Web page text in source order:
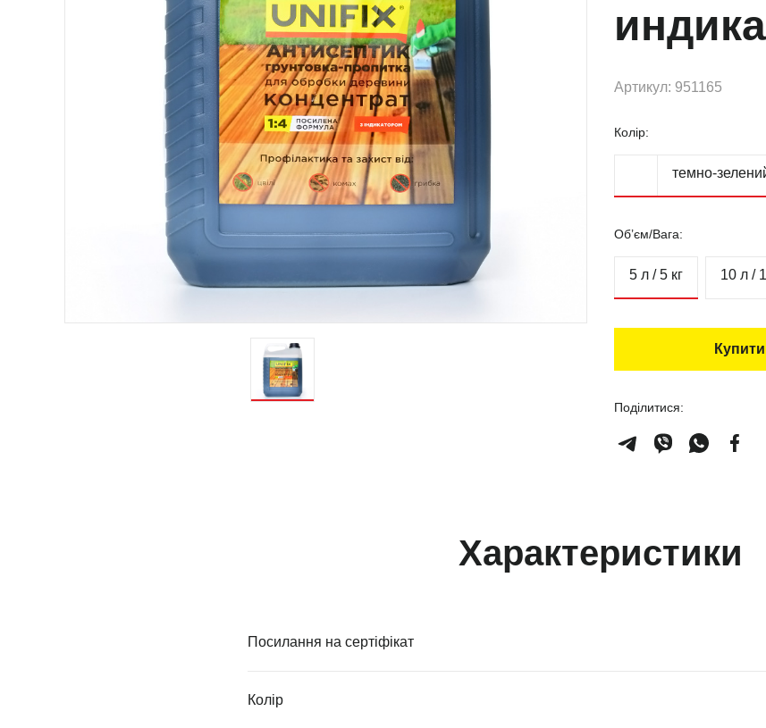
Артикул: 951165
Колір:
темно-
Об’єм/Вага:
5 л / 5 кг 10 л /
Купити
Поділитися:
Характеристики
Посилання на сертіфікат
Колір